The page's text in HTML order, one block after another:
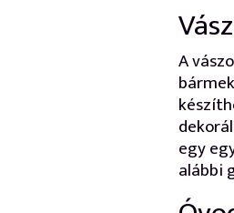
A
egy
alábbi